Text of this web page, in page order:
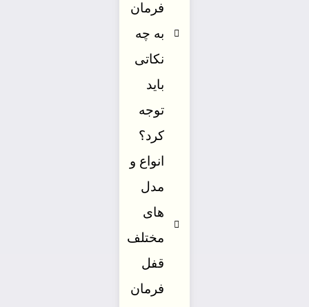
فرمان
به چه
نکاتی
باید
توجه
کرد؟
انواع و
مدل
های
مختلف
قفل
فرمان